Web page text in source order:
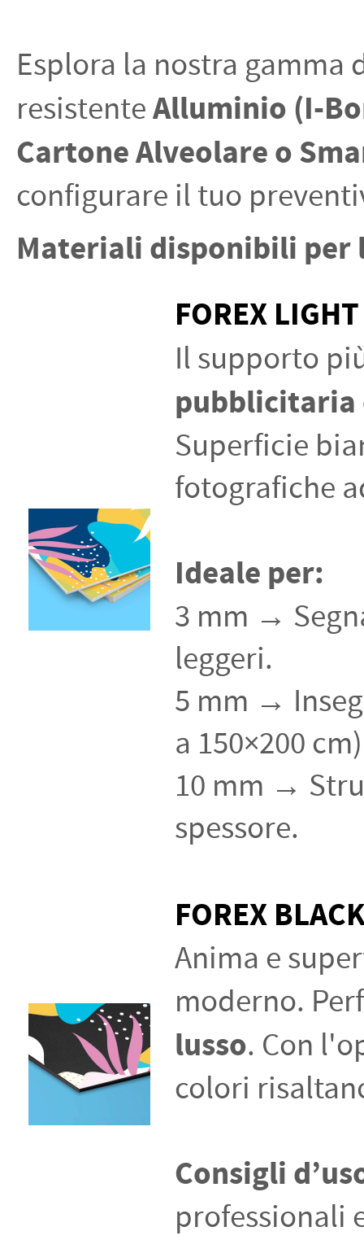
PETTORALI CON NOME ATLETA
NUMERI DA GARA MTB
Esplora la nostra
resistenteAlluminio (I-
Cartone Alveolare o
configurare il tuo
Materiali disponibili per
FOREX
Il supporto
Superficie
fotografiche
Ideale per:
3 mm →
leggeri.
5 mm →
a 150×200
10 mm →
spessore.
FOREX
Anima e
moderno.
lusso. Con
colori
Consigli
professionali